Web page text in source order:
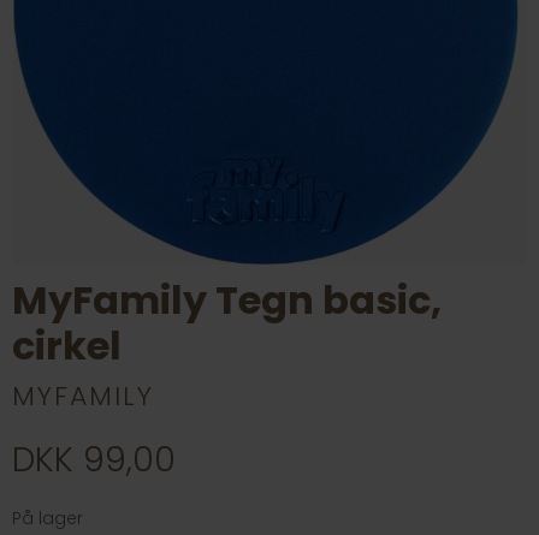
MyFamily Tegn basic,
cirkel
MYFAMILY
DKK 99,00
På lager